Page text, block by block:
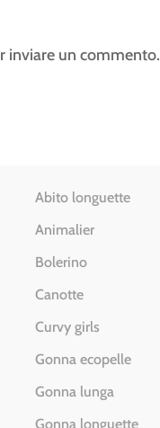
inviare un commento.
Abito longuette
Animalier
Bolerino
Canotte
Curvy girls
Gonna ecopelle
Gonna lunga
Gonna longuette